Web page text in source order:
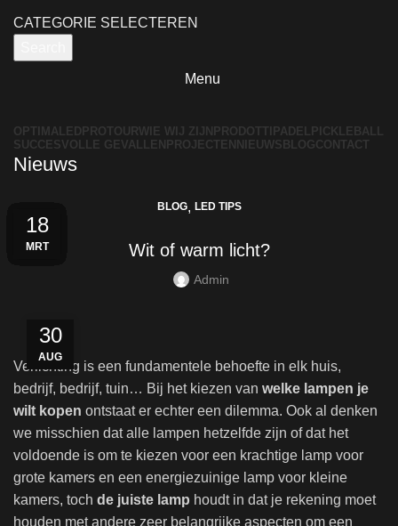
CATEGORIE SELECTEREN
Menu
OPTIMALED PROTOUR WIE WIJ ZIJN PRODOTTI PADEL PICKLEBALL
SUCCESVOLLE GEVALLEN PROJECTEN NIEUWS BLOGCONTACT
Nieuws
BLOG, LED TIPS
Wit of warm licht?
Admin
30
AUG
Verlichting is een fundamentele behoefte in elk huis,
bedrijf, bedrijf, tuin… Bij het kiezen van welke lampen je
wilt kopen ontstaat er echter een dilemma. Ook al denken
we misschien dat alle lampen hetzelfde zijn of dat het
voldoende is om te kiezen voor een krachtige lamp voor
grote kamers en een energiezuinige lamp voor kleine
kamers, toch de juiste lamp houdt in dat je rekening moet
houden met andere zeer belangrijke aspecten om een ​​
24
APR
04
JUL
30
SEP
13
MEI
06
MEI
29
APR
22
APR
15
APR
08
APR
01
APR
25
MRT
18
MRT